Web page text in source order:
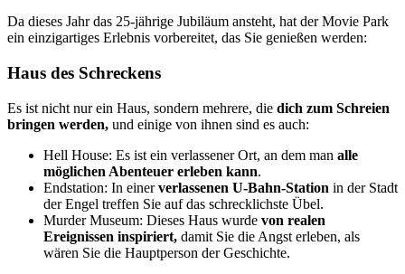
Da dieses Jahr das 25-jährige Jubiläum ansteht, hat der Movie Park
ein einzigartiges Erlebnis vorbereitet, das Sie genießen werden:
Haus des Schreckens
Es ist nicht nur ein Haus, sondern mehrere, die dich zum Schreien
bringen werden, und einige von ihnen sind es auch:
Hell House: Es ist ein verlassener Ort, an dem man alle
möglichen Abenteuer erleben kann.
Endstation: In einerverlassenen U-Bahn-Station in der Stadt
der Engel treffen Sie auf das schrecklichste Übel.
Murder Museum: Dieses Haus wurde von realen
Ereignissen inspiriert, damit Sie die Angst erleben, als
wären Sie die Hauptperson der Geschichte.